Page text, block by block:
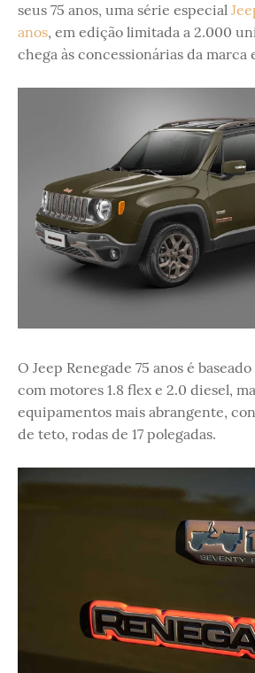
seus 75 anos, uma série especial
anos, em edição limitada a 2.000
chega às concessionárias da marca
O Jeep Renegade 75 anos é
com motores 1.8 flex e 2.0 diesel,
equipamentos mais abrangente,
de teto, rodas de 17 polegadas.